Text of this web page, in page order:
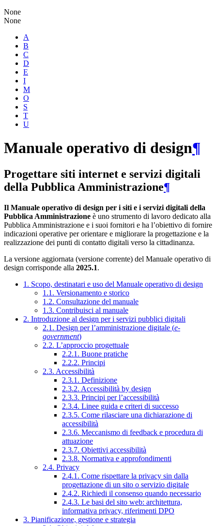
None
None
A
B
C
D
E
I
M
O
S
T
U
Manuale operativo di design¶
Progettare siti internet e servizi digitali
della Pubblica Amministrazione¶
Il Manuale operativo di design per i siti e i servizi digitali della
Pubblica Amministrazione è uno strumento di lavoro dedicato alla
Pubblica Amministrazione e i suoi fornitori e ha l’obiettivo di fornire
indicazioni operative per orientare e migliorare la progettazione e la
realizzazione dei punti di contatto digitali verso la cittadinanza.
La versione aggiornata (versione corrente) del Manuale operativo di
design corrisponde alla 2025.1.
1. Scopo, destinatari e uso del Manuale operativo di design
1.1. Versionamento e storico
1.2. Consultazione del manuale
1.3. Contribuisci al manuale
2. Introduzione al design per i servizi pubblici digitali
2.1. Design per l’amministrazione digitale (e-
government)
2.2. L’approccio progettuale
2.2.1. Buone pratiche
2.2.2. Principi
2.3. Accessibilità
2.3.1. Definizione
2.3.2. Accessibilità by design
2.3.3. Principi per l’accessibilità
2.3.4. Linee guida e criteri di successo
2.3.5. Come rilasciare una dichiarazione di
accessibilità
2.3.6. Meccanismo di feedback e procedura di
attuazione
2.3.7. Obiettivi accessibilità
2.3.8. Normativa e approfondimenti
2.4. Privacy
2.4.1. Come rispettare la privacy sin dalla
progettazione di un sito o servizio digitale
2.4.2. Richiedi il consenso quando necessario
2.4.3. Le basi del sito web: architettura,
informativa privacy, riferimenti DPO
3. Pianificazione, gestione e strategia